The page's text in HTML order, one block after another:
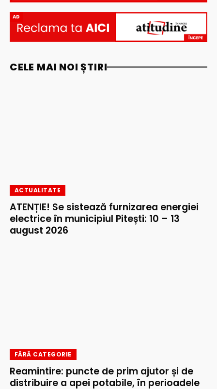
AD
CELE MAI NOI ȘTIRI
ACTUALITATE
ATENȚIE! Se sistează furnizarea energiei
electrice în municipiul Pitești: 10 – 13
august 2026
FĂRĂ CATEGORIE
Reamintire: puncte de prim ajutor și de
distribuire a apei potabile, în perioadele